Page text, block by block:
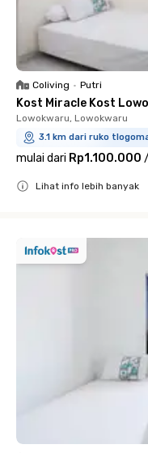
Coliving • Putri
Kost Miracle Kost
Lowokwaru, Lowokwaru
3.1 km dari ruko
mulai dari Rp1.100.000 /
Lihat info lebih banyak